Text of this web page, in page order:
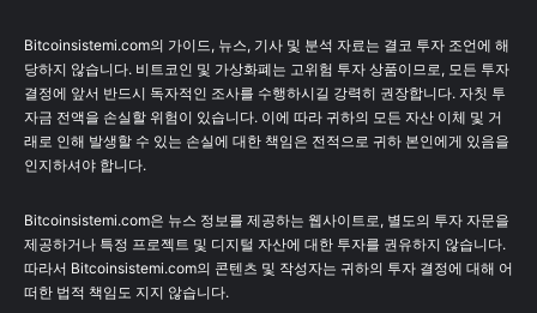
Bitcoinsistemi.com의 가이드, 뉴스, 기사 및 분석 자료는 결코 투자 조언에 해
당하지 않습니다. 비트코인 및 가상화폐는 고위험 투자 상품이므로, 모든 투자
결정에 앞서 반드시 독자적인 조사를 수행하시길 강력히 권장합니다. 자칫 투
자금 전액을 손실할 위험이 있습니다. 이에 따라 귀하의 모든 자산 이체 및 거
래로 인해 발생할 수 있는 손실에 대한 책임은 전적으로 귀하 본인에게 있음을
인지하셔야 합니다.
Bitcoinsistemi.com은 뉴스 정보를 제공하는 웹사이트로, 별도의 투자 자문을
제공하거나 특정 프로젝트 및 디지털 자산에 대한 투자를 권유하지 않습니다.
따라서 Bitcoinsistemi.com의 콘텐츠 및 작성자는 귀하의 투자 결정에 대해 어
떠한 법적 책임도 지지 않습니다.